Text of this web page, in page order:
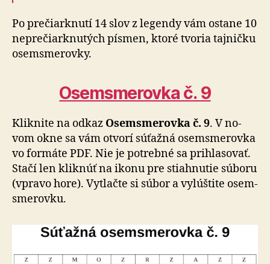
Po prečiarknutí 14 slov z legendy vám ostane 10
ne­pre­čiar­knu­tých písmen, ktoré tvoria taj­ničku
osem­sme­rovky.
Osem­sme­rovka č. 9
Kliknite na odkaz Osem­sme­rovka č. 9. V no­
vom okne sa vám otvorí sú­ťaž­ná osem­sme­rovka
vo for­máte PDF. Nie je potrebné sa pri­hla­so­vať.
Stačí len klik­núť na ikonu pre stiahnutie súboru
(vpravo hore). Vytlačte si súbor a vy­lúš­tite osem­
sme­rovku.